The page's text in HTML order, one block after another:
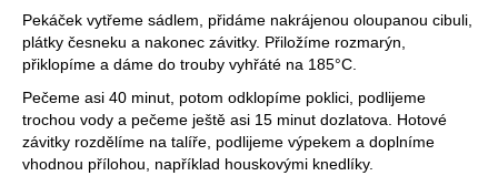
Pekáček vytřeme sádlem, přidáme nakrájenou oloupanou cibuli,
plátky česneku a nakonec závitky. Přiložíme rozmarýn,
přiklopíme a dáme do trouby vyhřáté na 185°C.
Pečeme asi 40 minut, potom odklopíme poklici, podlijeme
trochou vody a pečeme ještě asi 15 minut dozlatova. Hotové
závitky rozdělíme na talíře, podlijeme výpekem a doplníme
vhodnou přílohou, například houskovými knedlíky.